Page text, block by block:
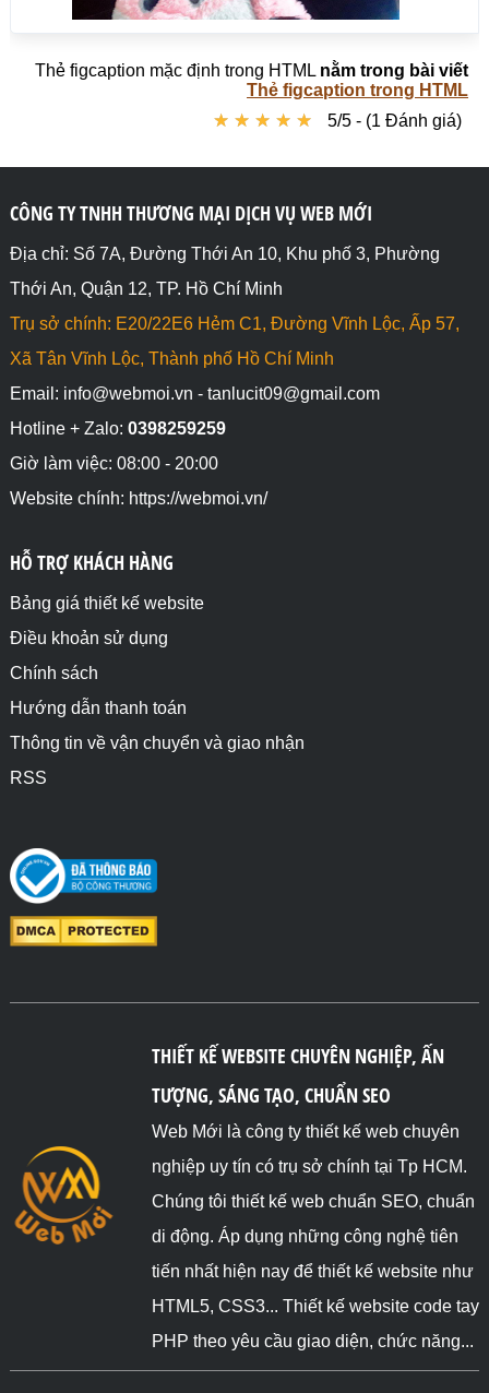
Thẻ figcaption mặc định trong HTML nằm trong bài viết
Thẻ figcaption trong HTML
★ ★ ★ ★ ★
★ ★ ★ ★ ★ 5/5 - (1 Đánh giá)
CÔNG TY TNHH THƯƠNG MẠI DỊCH VỤ WEB MỚI
Địa chỉ: Số 7A, Đường Thới An 10, Khu phố 3, Phường
Thới An, Quận 12, TP. Hồ Chí Minh
Trụ sở chính: E20/22E6 Hẻm C1, Đường Vĩnh Lộc, Ấp 57,
Xã Tân Vĩnh Lộc, Thành phố Hồ Chí Minh
Email: info@webmoi.vn - tanlucit09@gmail.com
Hotline + Zalo: 0398259259
Giờ làm việc: 08:00 - 20:00
Website chính: https://webmoi.vn/
HỖ TRỢ KHÁCH HÀNG
Bảng giá thiết kế website
Điều khoản sử dụng
Chính sách
Hướng dẫn thanh toán
Thông tin về vận chuyển và giao nhận
RSS
THIẾT KẾ WEBSITE CHUYÊN NGHIỆP, ẤN
TƯỢNG, SÁNG TẠO, CHUẨN SEO
Web Mới là công ty thiết kế web chuyên
nghiệp uy tín có trụ sở chính tại Tp HCM.
Chúng tôi thiết kế web chuẩn SEO, chuẩn
di động. Áp dụng những công nghệ tiên
tiến nhất hiện nay để thiết kế website như
HTML5, CSS3... Thiết kế website code tay
PHP theo yêu cầu giao diện, chức năng...